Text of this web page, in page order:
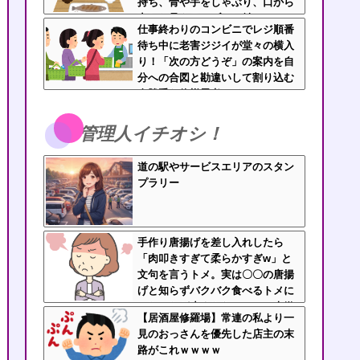
出した骨をテーブルに並べ
る・・・
仕事終わりのコンビニでレジ順番
待ち中に老害ジジイが堂々の横入
り！「次の方どうぞ」の案内を自
分への合図と勘違いして割り込む
身勝手な俺様思考にイライ
管理人イチオシ！
道の駅やサービスエリアのスタン
プラリー
手作り唐揚げを差し入れしたら
「肉叩きすぎて柔らかすぎw」と
文句を言うトメ。実は〇〇の唐揚
げと知らずバクバク食べるトメに
ニヤニヤが止まらないｗｗ←大嫌
いな食材おいしく食べててワロタ
【居酒屋修羅場】常連の私より一
見のおっさんを優先した店主の末
路がこれｗｗｗｗ